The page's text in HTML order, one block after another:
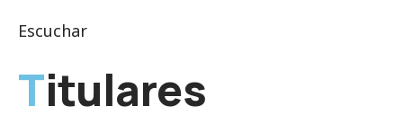
Escuchar
Titulares